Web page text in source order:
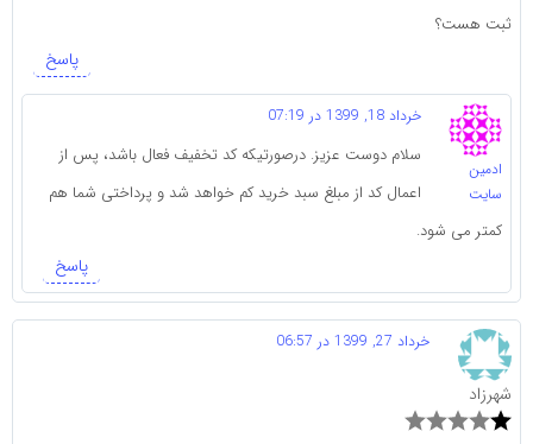
ثبت هست؟
پاسخ
ادمین
سایت
خرداد 18, 1399 در 07:19
سلام دوست عزیز. درصورتیکه کد تخفیف فعال باشد، پس از
اعمال کد از مبلغ سبد خرید کم خواهد شد و پرداختی شما هم
کمتر می شود.
پاسخ
شهرزاد
خرداد 27, 1399 در 06:57